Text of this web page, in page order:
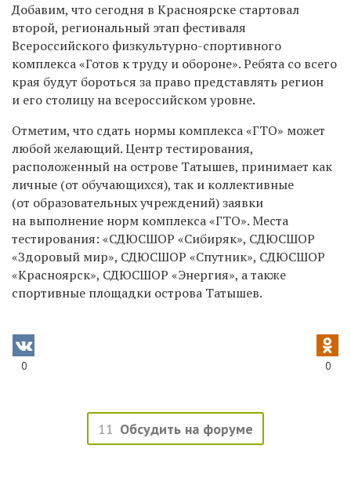
Добавим, что сегодня в Красноярске стартовал
второй, региональный этап фестиваля
Всероссийского физкультурно-спортивного
комплекса «Готов к труду и обороне». Ребята со всего
края будут бороться за право представлять регион
и его столицу на всероссийском уровне.
Отметим, что сдать нормы комплекса «ГТО» может
любой желающий. Центр тестирования,
расположенный на острове Татышев, принимает как
личные (от обучающихся), так и коллективные
(от образовательных учреждений) заявки
на выполнение норм комплекса «ГТО». Места
тестирования: «СДЮСШОР «Сибиряк», СДЮСШОР
«Здоровый мир», СДЮСШОР «Спутник», СДЮСШОР
«Красноярск», СДЮСШОР «Энергия», а также
спортивные площадки острова Татышев.
0 0
11 Обсудить на форуме